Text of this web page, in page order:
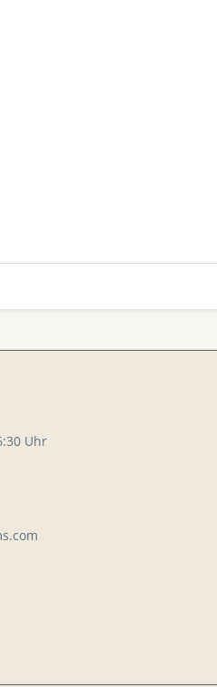
Uhr